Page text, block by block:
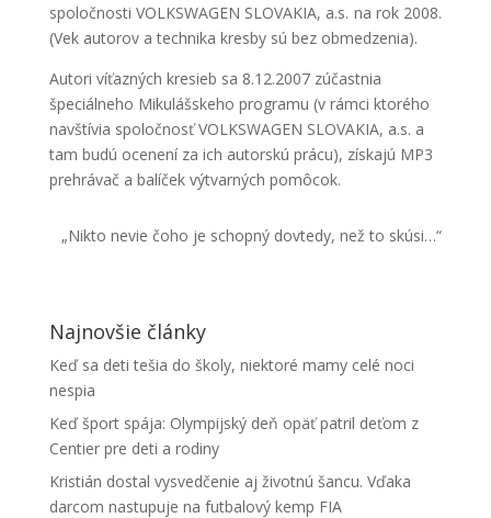
spoločnosti VOLKSWAGEN SLOVAKIA, a.s. na rok 2008.
(Vek autorov a technika kresby sú bez obmedzenia).
Autori víťazných kresieb sa 8.12.2007 zúčastnia
špeciálneho Mikulášskeho programu (v rámci ktorého
navštívia spoločnosť VOLKSWAGEN SLOVAKIA, a.s. a
tam budú ocenení za ich autorskú prácu), získajú MP3
prehrávač a balíček výtvarných pomôcok.
„Nikto nevie čoho je schopný dovtedy, než to skúsi…“
Najnovšie články
Keď sa deti tešia do školy, niektoré mamy celé noci
nespia
Keď šport spája: Olympijský deň opäť patril deťom z
Centier pre deti a rodiny
Kristián dostal vysvedčenie aj životnú šancu. Vďaka
darcom nastupuje na futbalový kemp FIA